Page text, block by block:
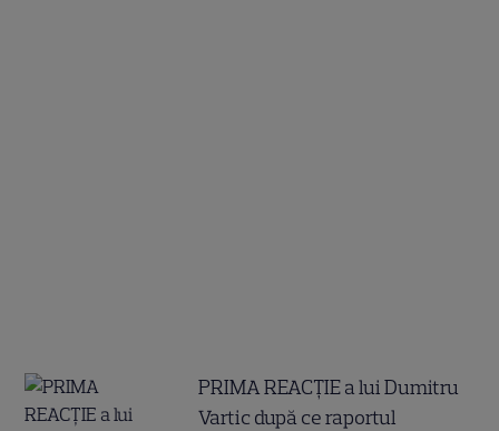
PRIMA REACȚIE a lui Dumitru
Vartic după ce raportul